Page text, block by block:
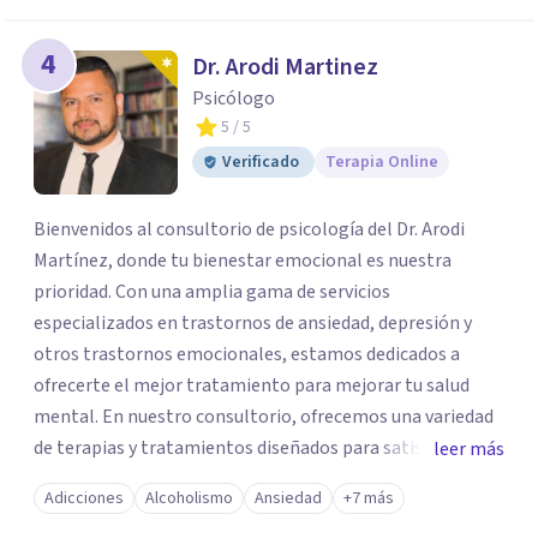
4 Dr. Arodi Martinez
Psicólogo
5 / 5
Verificado
Terapia Online
Bienvenidos al consultorio de psicología del Dr. Arodi
Martínez, donde tu bienestar emocional es nuestra
prioridad. Con una amplia gama de servicios
especializados en trastornos de ansiedad, depresión y
otros trastornos emocionales, estamos dedicados a
ofrecerte el mejor tratamiento para mejorar tu salud
mental. En nuestro consultorio, ofrecemos una variedad
de terapias y tratamientos diseñados para satisfacer tus
necesidades específicas: Terapia para Trastornos de
Ansiedad y Depresión: Somos expertos en el tratamiento
leer más
Adicciones Alcoholismo Ansiedad +7 más